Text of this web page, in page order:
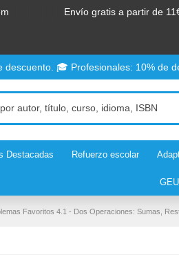
Envío gratis a partir de
descuento. 🎓 Profesionales: 10% de
Destacadas Refuerzo escolar
Favoritos 4.1 - Dos Operaciones: Sumas,